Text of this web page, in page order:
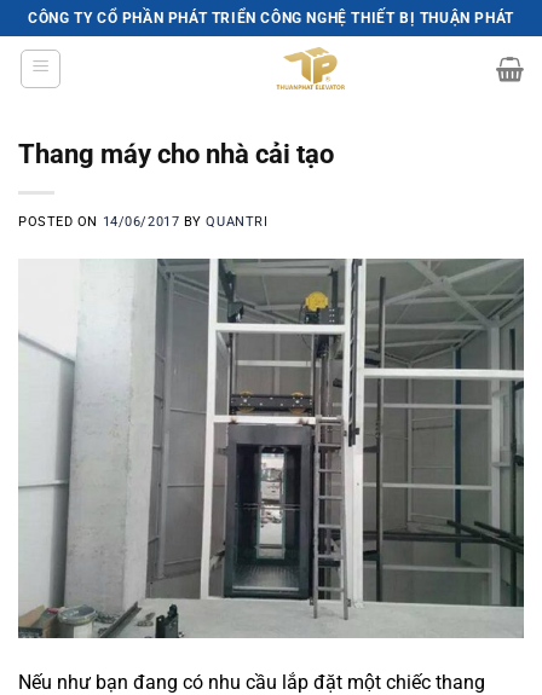
Skip
to
content
CÔNG TY CỔ PHẦN PHÁT TRIỂN CÔNG NGHỆ THIẾT BỊ THUẬN PHÁT
Thang máy cho nhà cải tạo
POSTED ON 14/06/2017 BYQUANTRI
Nếu như bạn đang có nhu cầu lắp đặt một chiếc thang